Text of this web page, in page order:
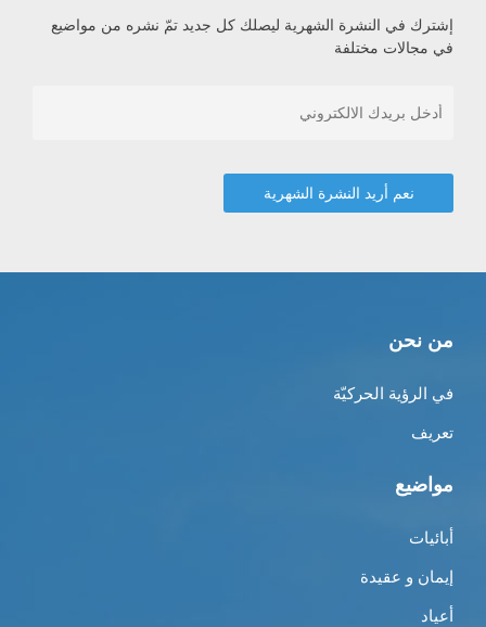
إشترك في النشرة الشهرية ليصلك كل جديد تمّ نشره من مواضيع
في مجالات مختلفة
من نحن
في الرؤية الحركيّة
تعريف
مواضيع
أبائيات
إيمان و عقيدة
أعياد